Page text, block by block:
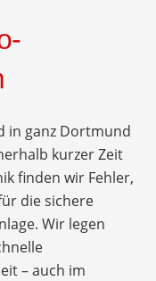
in ganz Dortmund
kurzer Zeit
finden wir Fehler,
die sichere
Wir legen
– auch im